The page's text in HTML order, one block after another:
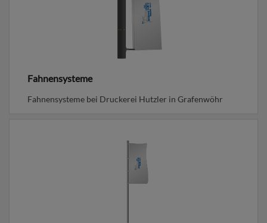
Fahnensysteme
Fahnensysteme bei Druckerei Hutzler in Grafenwöhr